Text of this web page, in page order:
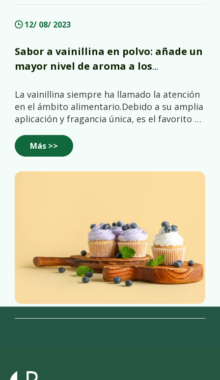
12/ 08/ 2023
Sabor a vainillina en polvo: añade un
mayor nivel de aroma a los
La vainillina siempre ha llamado la atención
en el ámbito alimentario.Debido a su amplia
aplicación y fragancia única, es el favorito de
características y potencial futuro. En primer
lugar, el polvo con sabor a vainillina es
componente principal i
Más >>